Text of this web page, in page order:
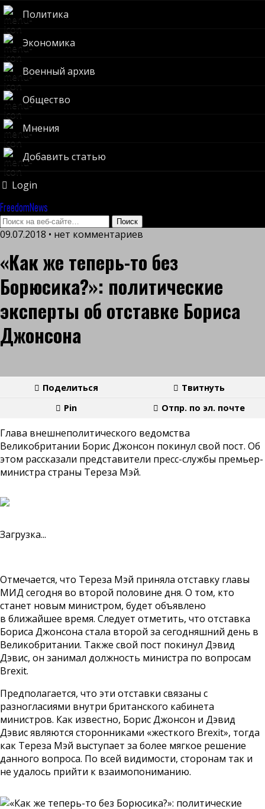
Политика
Экономика
Военный архив
Общество
Мнения
Добавить статью
Login
FreedomNews
09.07.2018 • нет комментариев
«Как же теперь-то без
Борюсика?»: политические
эксперты об отставке Бориса
Джонсона
Поделиться
Твитнуть
Pin
Отпр. по эл. почте
Глава внешнеполитического ведомства
Великобритании Борис Джонсон покинул свой пост. Об
этом рассказали представители пресс-службы премьер-
министра страны Тереза Мэй.
Загрузка...
Отмечается, что Тереза Мэй приняла отставку главы
МИД сегодня во второй половине дня. О том, кто
станет новым министром, будет объявлено
в ближайшее время. Следует отметить, что отставка
Бориса Джонсона стала второй за сегодняшний день в
Великобритании. Также свой пост покинул Дэвид
Дэвис, он занимал должность министра по вопросам
Brexit.
Предполагается, что эти отставки связаны с
разногласиями внутри британского кабинета
министров. Как известно, Борис Джонсон и Дэвид
Дэвис являются сторонниками «жесткого Brexit», тогда
как Тереза Мэй выступает за более мягкое решение
данного вопроса. По всей видимости, сторонам так и
не удалось прийти к взаимопониманию.